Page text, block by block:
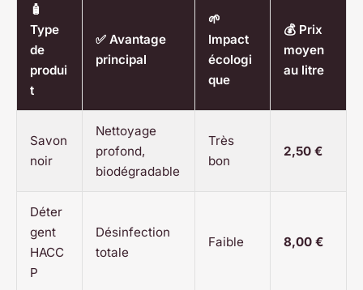
🧴
Type
de
produi
t
✅ Avantage
principal
🌱
Impact
écologi
que
💰 Prix
moyen
au litre
Savon
noir
Nettoyage
profond,
biodégradable
Très
bon
2,50 €
Déter
gent
HACC
P
Désinfection
totale
Faible 8,00 €